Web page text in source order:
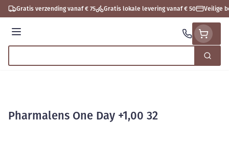
Ga naar de inhoud
Gratis verzending vanaf € 75 Gratis lokale levering vanaf € 50 Veilige
Menu
Zoek
Pharmalens One Day +1,00 32